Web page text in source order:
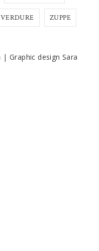
VERDURE ZUPPE
| Graphic design Sara